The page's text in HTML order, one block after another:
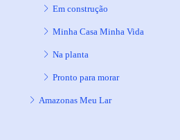
Em construção
Minha Casa Minha Vida
Na planta
Pronto para morar
Amazonas Meu Lar